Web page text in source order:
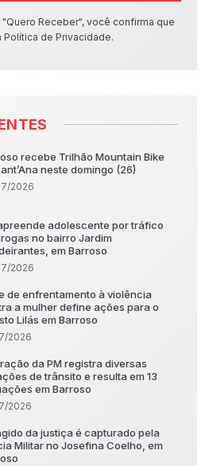
Receber", você confirma que
Política de Privacidade.
recebe Trilhão Mountain Bike
neste domingo (26)
2026
adolescente por tráfico
no bairro Jardim
em Barroso
2026
de enfrentamento à violência
a mulher define ações para o
Lilás em Barroso
2026
da PM registra diversas
de trânsito e resulta em 13
em Barroso
2026
da justiça é capturado pela
Militar no Josefina Coelho, em